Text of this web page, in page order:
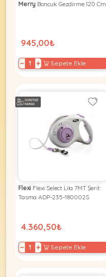
Merry Boncuk Gezdirme 120 Cm
945,00₺
− + Sepete Ekle
Flexi Flexi Select Lila 7MT Şerit
Tasma ADP-235-180002S
4.360,50₺
− + Sepete Ekle